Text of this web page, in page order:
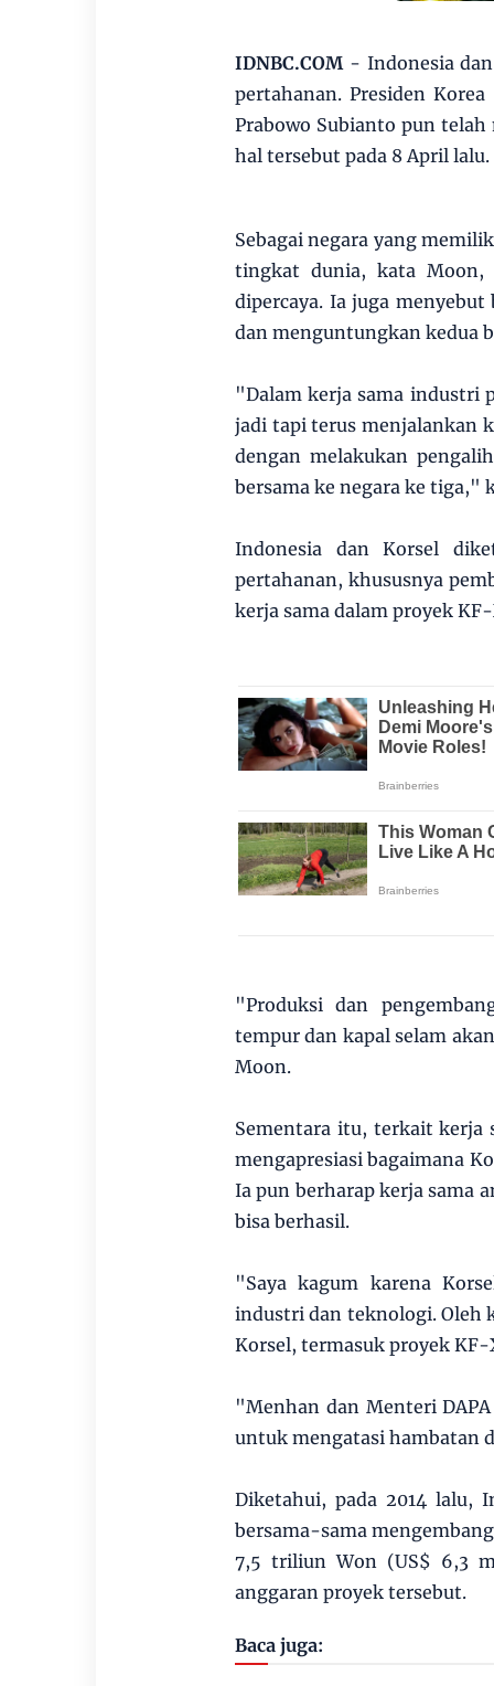
IDNBC.COM- Indonesia dan
pertahanan. Presiden
Prabowo Subianto pun
hal tersebut pada 8 April lalu.
Sebagai negara yang
tingkat dunia, kata Moon,
dipercaya. Ia juga
dan menguntungkan kedua
"Dalam kerja sama industri
jadi tapi terus menjalankan
dengan melakukan
bersama ke negara ke tiga,"
Indonesia dan Korsel
pertahanan, khususnya
kerja sama dalam proyek
"Produksi dan
tempur dan kapal selam
Moon.
Sementara itu, terkait kerja
mengapresiasi bagaimana
Ia pun berharap kerja sama
bisa berhasil.
"Saya kagum karena
industri dan teknologi. Oleh
Korsel, termasuk proyek
"Menhan dan Menteri
untuk mengatasi hambatan
Diketahui, pada 2014 lalu,
bersama-sama
7,5 triliun Won (US$ 6,3
anggaran proyek tersebut.
Baca juga: